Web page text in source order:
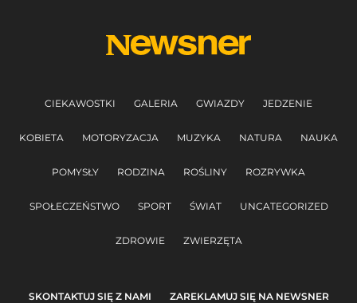
CIEKAWOSTKI GALERIA GWIAZDY JEDZENIE
KOBIETA MOTORYZACJA MUZYKA NATURA NAUKA
POMYSŁY RODZINA ROŚLINY ROZRYWKA
SPOŁECZEŃSTWO SPORT ŚWIAT UNCATEGORIZED
ZDROWIE ZWIERZĘTA
SKONTAKTUJ SIĘ Z NAMI ZAREKLAMUJ SIĘ NA NEWSNER